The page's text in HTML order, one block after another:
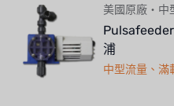
美國原廠・中
浦
中型流量、滿